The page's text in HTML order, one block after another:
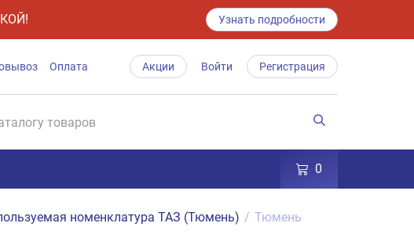
Узнать подробности
Оплата Акции Войти Регистрация
0
номенклатура ТАЗ (Тюмень) / Тюмень